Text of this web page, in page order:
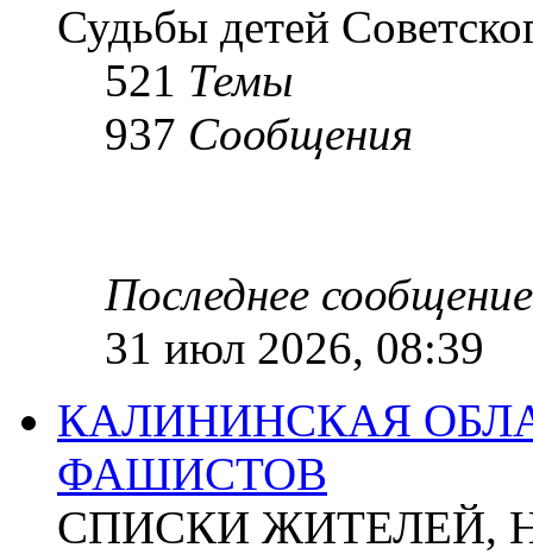
Судьбы детей
521 Темы
937 Сообщения
Последнее сообщение
31 июл 2026, 08:39
КАЛИНИНСКАЯ
ФАШИСТОВ
СПИСКИ ЖИТЕЛЕЙ,